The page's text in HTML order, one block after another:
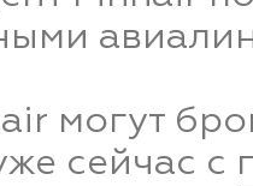
могут
сейчас с